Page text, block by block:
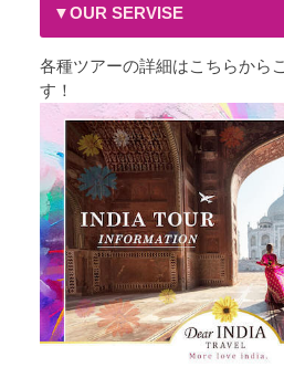
▼OUR SERVISE
各種ツアーの詳細はこちらから
す！